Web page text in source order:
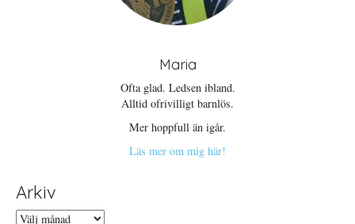
Maria
Ofta glad. Ledsen ibland.
Alltid ofrivilligt barnlös.
Mer hoppfull än igår.
Läs mer om mig här!
Arkiv
Arkiv